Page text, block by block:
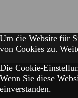
Um die Website für
von Cookies zu.
Die Cookie-
Wenn Sie diese
einverstanden.